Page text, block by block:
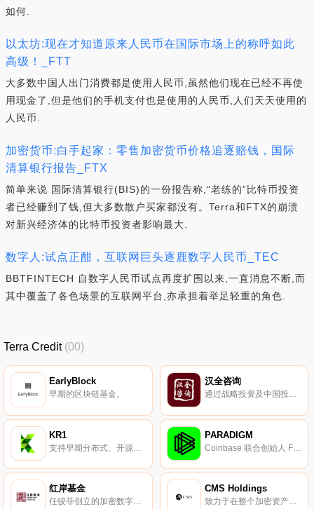
如何.
以太坊:现在才知道原来人民币在国际市场上的称呼如此
高级！_FTT
大多数中国人出门消费都是使用人民币,虽然他们现在已经不再使
用现金了,但是他们的手机支付也是使用的人民币,人们天天使用的
人民币.
加密货币:白手起家：零售加密货币价格追逐赔钱，国际
清算银行报告_FTX
简单来说 国际清算银行(BIS)的一份报告称,“老练的”比特币投资
者已经赚到了钱,但大多数散户买家都没有。Terra和FTX的崩溃
对新兴经济体的比特币投资者影响最大.
数字人:试点正酣，互联网巨头逐鹿数字人民币_TEC
BBTFINTECH 自数字人民币试点再度扩围以来,一直消息不断,而
其中覆盖了各色场景的互联网平台,亦承担着举足轻重的角色.
Terra Credit (00)
EarlyBlock
早期的区块链基金。
汉全咨询
通过战略投资及中国投资者基础和技术体系的发展，加速区块链的开发和采用。
KR1 PARADIGM
红岸基金
任骏菲创立的加密数字基金。
CMS Holdings
致力于在整个加密资产生态中进行投资。